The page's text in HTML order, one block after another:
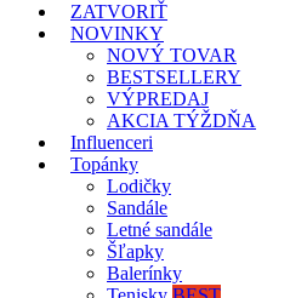
ZATVORIŤ
NOVINKY
NOVÝ TOVAR
BESTSELLERY
VÝPREDAJ
AKCIA TÝŽDŇA
Influenceri
Topánky
Lodičky
Sandále
Letné sandále
Šľapky
Balerínky